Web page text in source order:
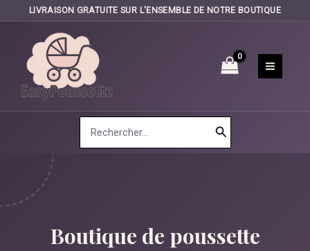
LIVRAISON GRATUITE SUR L'ENSEMBLE DE NOTRE BOUTIQUE
contenu
Search
for:
Boutique de poussette